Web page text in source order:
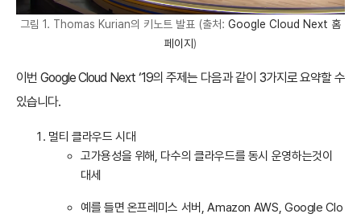
그림 1. Thomas Kurian의 키노트 발표 (출처: Google Cloud Next 홈
페이지 )
이번 Google Cloud Next ‘19의 주제는 다음과 같이 3가지로 요약할 수
있습니다.
멀티 클라우드 시대
고가용성을 위해, 다수의 클라우드를 동시 운영하는것이
대세
예를 들면 온프레미스 서버, Amazon AWS, Google Clo